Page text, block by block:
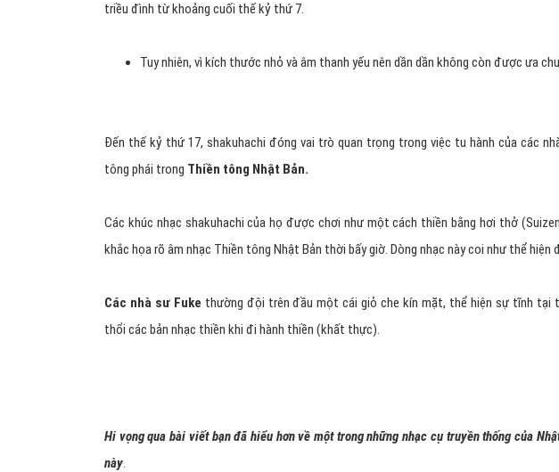
triều đình từ khoảng cuối thế kỷ thứ 7.
Tuy nhiên, vì kích thước nhỏ và âm thanh yếu nên dần dần không còn được ưa
Đến thế kỷ thứ 17, shakuhachi đóng vai trò quan trọng trong việc tu hành của các
tông phái trong Thiền tông Nhật Bản.
Các khúc nhạc shakuhachi của họ được chơi như một cách thiền bằng hơi thở
khắc họa rõ âm nhạc Thiền tông Nhật Bản thời bấy giờ. Dòng nhạc này coi như thể hiện
Các nhà sư Fuke thường đội trên đầu một cái giỏ che kín mặt, thể hiện sự tĩnh tại
thổi các bản nhạc thiền khi đi hành thiền (khất thực).
Hi vọng qua bài viết bạn đã hiểu hơn về một trong những nhạc cụ truyền thống của
này.